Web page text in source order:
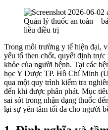
Quản lý thuốc an toàn –
liều điều trị
Trong môi trường y tế hiện đại,
yếu tố then chốt, quyết định
khỏe của người bệnh. Tại các
học Y Dược TP. Hồ Chí Minh
qua một quy trình kiểm tra
đến khi được phân phát. Mục
sai sót trong nhận dạng thuốc
lại sự yên tâm tối đa cho người